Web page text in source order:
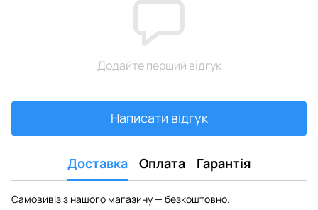
Додайте перший відгук
Написати відгук
Доставка Оплата Гарантія
Самовивіз з нашого магазину — безкоштовно.